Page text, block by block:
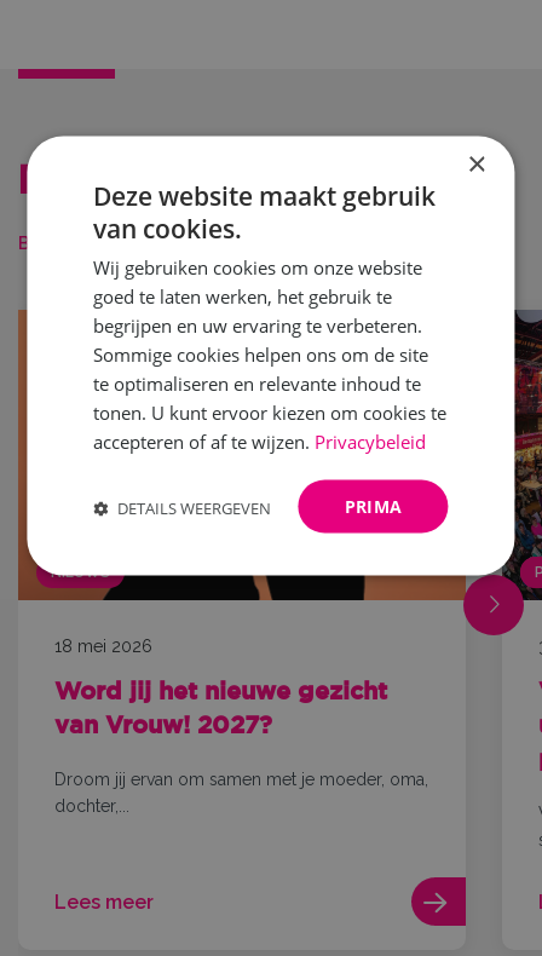
Laatste nieuws
Bekijk alle berichten
NIEUWS
18 mei 2026
Word jij het nieuwe gezicht
van Vrouw! 2027?
Droom jij ervan om samen met je moeder, oma,
dochter,...
Lees meer
×
Deze website maakt gebruik
van cookies.
Wij gebruiken cookies om onze website
goed te laten werken, het gebruik te
begrijpen en uw ervaring te verbeteren.
Sommige cookies helpen ons om de site
te optimaliseren en relevante inhoud te
tonen. U kunt ervoor kiezen om cookies te
accepteren of af te wijzen. Privacybeleid
PRIMA
DETAILS WEERGEVEN